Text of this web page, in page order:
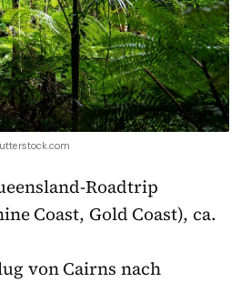
Roadtrip
Coast, Gold Coast), ca.
von Cairns nach